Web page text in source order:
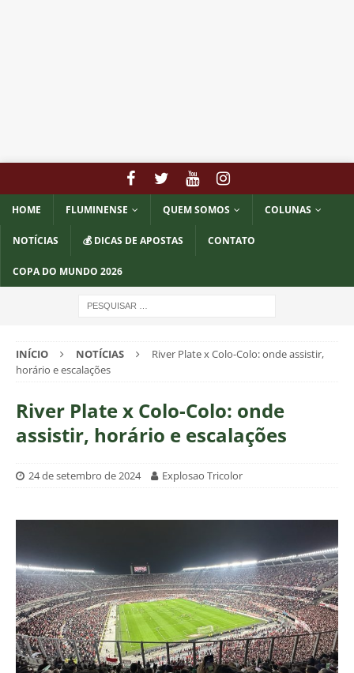
HOME FLUMINENSE QUEM SOMOS COLUNAS
NOTÍCIAS 💰 DICAS DE APOSTAS CONTATO
COPA DO MUNDO 2026
INÍCIO NOTÍCIAS
River Plate x Colo-Colo: onde assistir,
horário e escalações
River Plate x Colo-Colo: onde
assistir, horário e escalações
24 de setembro de 2024 Explosao Tricolor